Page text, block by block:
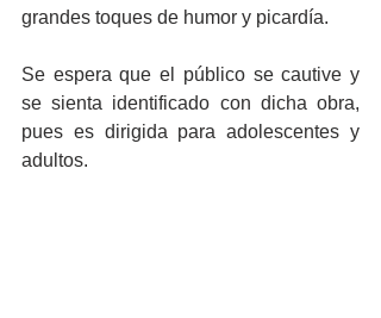
grandes toques de humor y picardía.
Se espera que el público se cautive y
se sienta identificado con dicha obra,
pues es dirigida para adolescentes y
adultos.